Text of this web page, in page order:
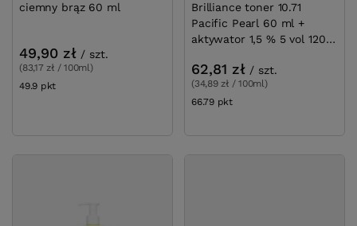
ciemny brąz 60 ml
49,90 zł / szt.
(83,17 zł / 100ml)
49.9 pkt
Brilliance toner 10.71
Pacific Pearl 60 ml +
aktywator 1,5 % 5 vol 120
62,81 zł / szt.
(34,89 zł / 100ml)
66.79 pktpunktów